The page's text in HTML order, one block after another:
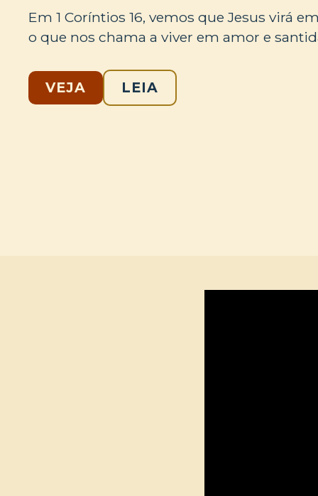
Em 1 Coríntios 16, vemos que Jesus virá
o que nos chama a viver em amor e
VEJA LEIA